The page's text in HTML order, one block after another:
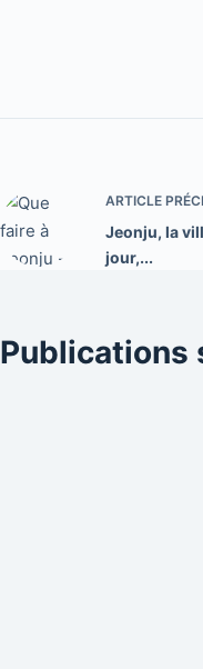
ARTICLE
Jeonju, la
jour,...
Publications